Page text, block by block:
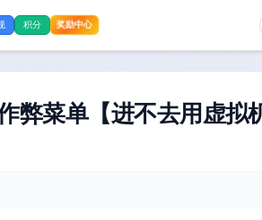
积分 奖励中心
弊菜单【进不去用虚